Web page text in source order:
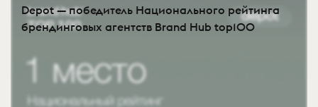
Depot — победитель Национального рейтинга
брендинговых агентств Brand Hub top100